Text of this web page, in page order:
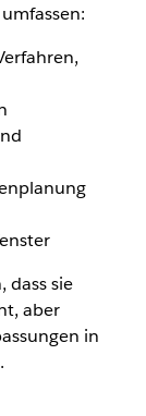
dass sie
aber
in